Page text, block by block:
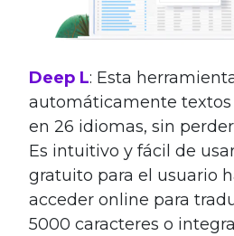
Deep L: Esta
automáticamente textos
en 26 idiomas, sin
Es intuitivo y fácil de
gratuito para el usuario
acceder online para
5000 caracteres o